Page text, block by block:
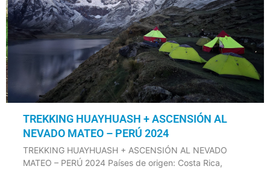
TREKKING HUAYHUASH + ASCENSIÓN AL
NEVADO MATEO – PERÚ 2024
TREKKING HUAYHUASH + ASCENSIÓN AL NEVADO
MATEO – PERÚ 2024 Países de origen: Costa Rica,